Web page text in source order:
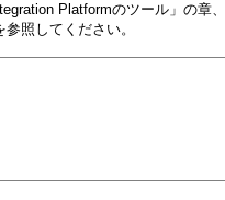
Platformのツール」の章
照してください。